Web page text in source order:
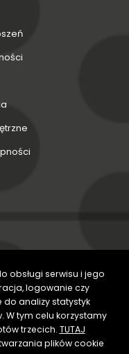
obsługi serwisu i jego
logowanie czy
do analizy statystyk
W tym celu korzystamy
trzecich. TUTAJ
plików cookie